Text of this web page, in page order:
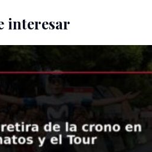
interesar